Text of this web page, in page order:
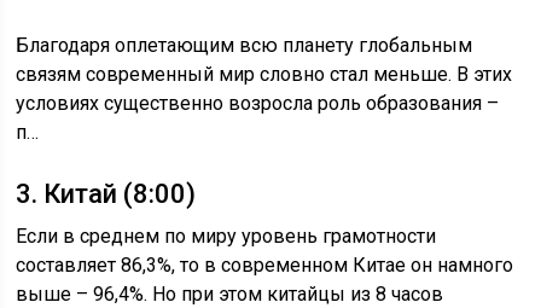
Благодаря оплетающим всю планету глобальным
связям современный мир словно стал меньше. В этих
условиях существенно возросла роль образования –
п…
3. Китай (8:00)
Если в среднем по миру уровень грамотности
составляет 86,3%, то в современном Китае он намного
выше – 96,4%. Но при этом китайцы из 8 часов